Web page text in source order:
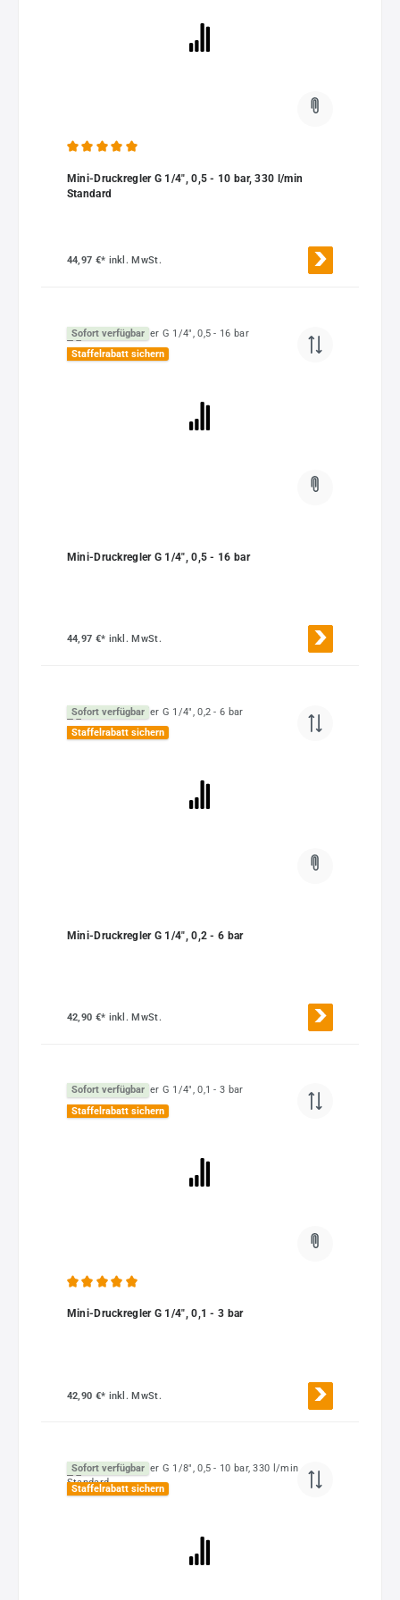
Mini-Druckregler G 1/4", 0,5 - 10 bar, 330 l/min
Standard
44,97 €* inkl. MwSt.
Sofort verfügbar
Staffelrabatt sichern
Mini-Druckregler G 1/4", 0,5 - 16 bar
44,97 €* inkl. MwSt.
Sofort verfügbar
Staffelrabatt sichern
Mini-Druckregler G 1/4", 0,2 - 6 bar
42,90 €* inkl. MwSt.
Sofort verfügbar
Staffelrabatt sichern
Mini-Druckregler G 1/4", 0,1 - 3 bar
42,90 €* inkl. MwSt.
Sofort verfügbar
Staffelrabatt sichern